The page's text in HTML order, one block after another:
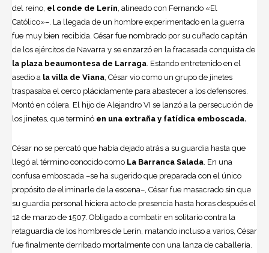
del reino, el conde de Lerín , alineado con Fernando «El
Católico»–. La llegada de un hombre experimentado en la guerra
fue muy bien recibida. César fue nombrado por su cuñado capitán
de los ejércitos de Navarra y se enzarzó en la fracasada conquista de
la plaza beaumontesa de Larraga . Estando entretenido en el
asedio a la villa de Viana , César vio como un grupo de jinetes
traspasaba el cerco plácidamente para abastecer a los defensores.
Montó en cólera. El hijo de Alejandro VI se lanzó a la persecución de
los jinetes, que terminó en una extraña y fatídica emboscada.
César no se percató que había dejado atrás a su guardia hasta que
llegó al término conocido como La Barranca Salada . En una
confusa emboscada –se ha sugerido que preparada con el único
propósito de eliminarle de la escena–, César fue masacrado sin que
su guardia personal hiciera acto de presencia hasta horas después el
12 de marzo de 1507. Obligado a combatir en solitario contra la
retaguardia de los hombres de Lerín, matando incluso a varios, César
fue finalmente derribado mortalmente con una lanza de caballería.